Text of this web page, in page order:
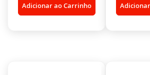
Adicionar ao Carrinho